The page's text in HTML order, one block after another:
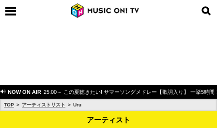
NOW ON AIR 25:00～ この夏聴きたい! サマーソングメドレー【歌詞入り】 一挙5時間
TOP アーティストリスト Uru
アーティスト